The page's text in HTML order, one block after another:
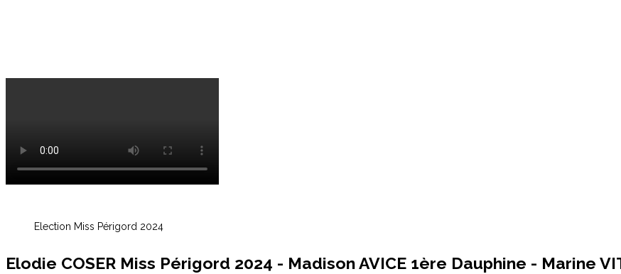
Election Miss Périgord 2024
Elodie COSER Miss Périgord 2024 - Madison AVICE 1ère Dauphine - Marine